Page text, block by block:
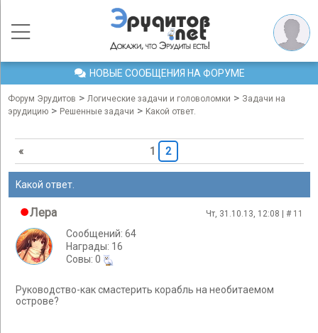
НОВЫЕ СООБЩЕНИЯ НА ФОРУМЕ
Форум Эрудитов > Логические задачи и головоломки > Задачи на
эрудицию > Решенные задачи > Kакой ответ.
« 1 2
Kакой ответ.
Лера Чт, 31.10.13, 12:08 | # 11
Сообщений: 64
Награды: 16
Cовы: 0
Руководство-как смастерить корабль на необитаемом
острове?